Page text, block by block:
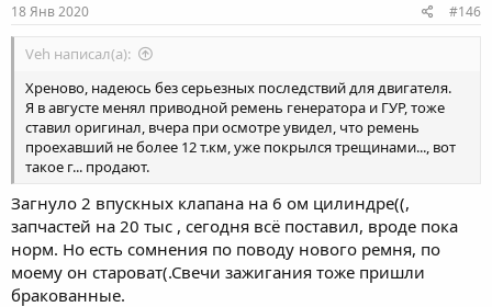
18 Янв 2020 #146
Veh написал(а):
Хреново, надеюсь без серьезных последствий для двигателя.
Я в августе менял приводной ремень генератора и ГУР, тоже
ставил оригинал, вчера при осмотре увидел, что ремень
проехавший не более 12 т.км, уже покрылся трещинами..., вот
такое г... продают.
Загнуло 2 впускных клапана на 6 ом цилиндре((,
запчастей на 20 тыс , сегодня всё поставил, вроде пока
норм. Но есть сомнения по поводу нового ремня, по
моему он староват(.Свечи зажигания тоже пришли
бракованные.